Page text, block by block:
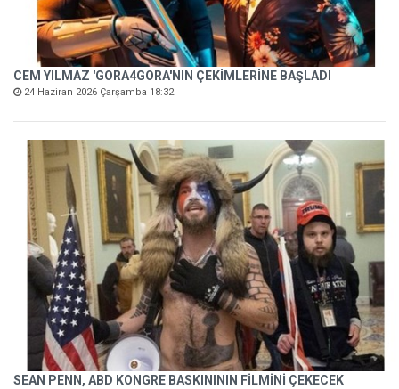
CEM YILMAZ 'GORA4GORA'NIN ÇEKİMLERİNE BAŞLADI
24 Haziran 2026 Çarşamba 18:32
SEAN PENN, ABD KONGRE BASKINININ FİLMİNİ ÇEKECEK